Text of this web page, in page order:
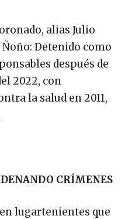
alias Julio
Detenido como
después de
2022, con
la salud en 2011,
CRÍMENES
lugartenientes que